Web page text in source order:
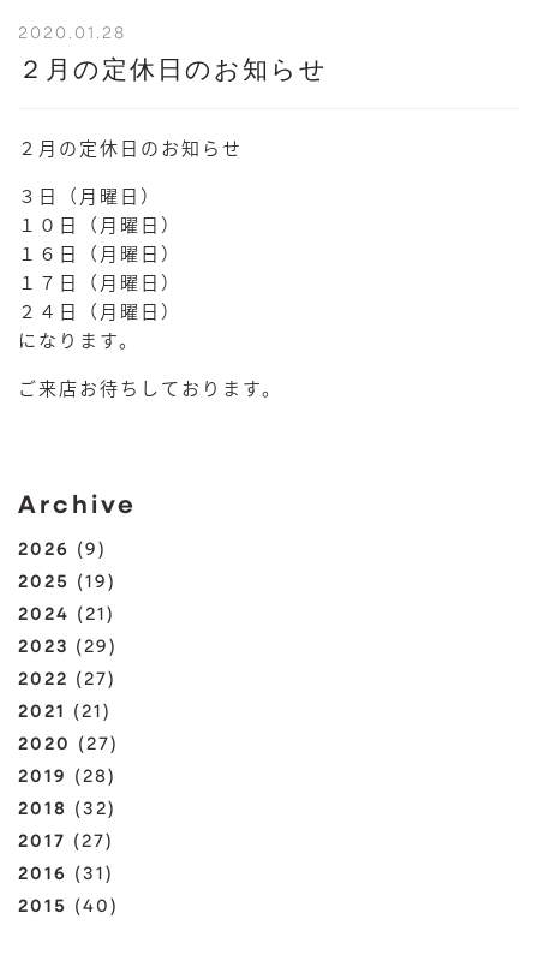
2020.01.28
２月の定休日のお知らせ
２月の定休日のお知らせ
３日（月曜日）
１０日（月曜日）
１６日（月曜日）
１７日（月曜日）
２４日（月曜日）
になります。
ご来店お待ちしております。
Archive
2026 (9)
2025 (19)
2024 (21)
2023 (29)
2022 (27)
2021 (21)
2020 (27)
2019 (28)
2018 (32)
2017 (27)
2016 (31)
2015 (40)